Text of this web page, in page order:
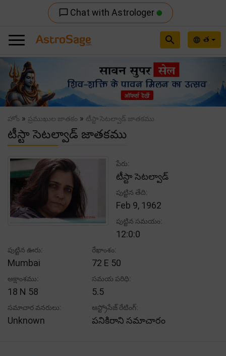
chat_bubble_outline Chat with Astrologer
language త
search
Previous
హోం » ప్రముఖుల జాతకం » టీస్టా సెటల్వాడ్ జాతకము
టీస్టా సెటల్వాడ్ జాతకము
పేరు:
టీస్టా సెటల్వాడ్
పుట్టిన తేది:
Feb 9, 1962
పుట్టిన సమయం:
12:0:0
పుట్టిన ఊరు:
Mumbai
రేఖాంశం:
72 E 50
అక్షాంశము:
18 N 58
సమయ పరిధి:
5.5
సమాచార వనరులు:
Unknown
ఆస్ట్రోసేజ్ రేటింగ్:
పనికిరాని సమాచారం